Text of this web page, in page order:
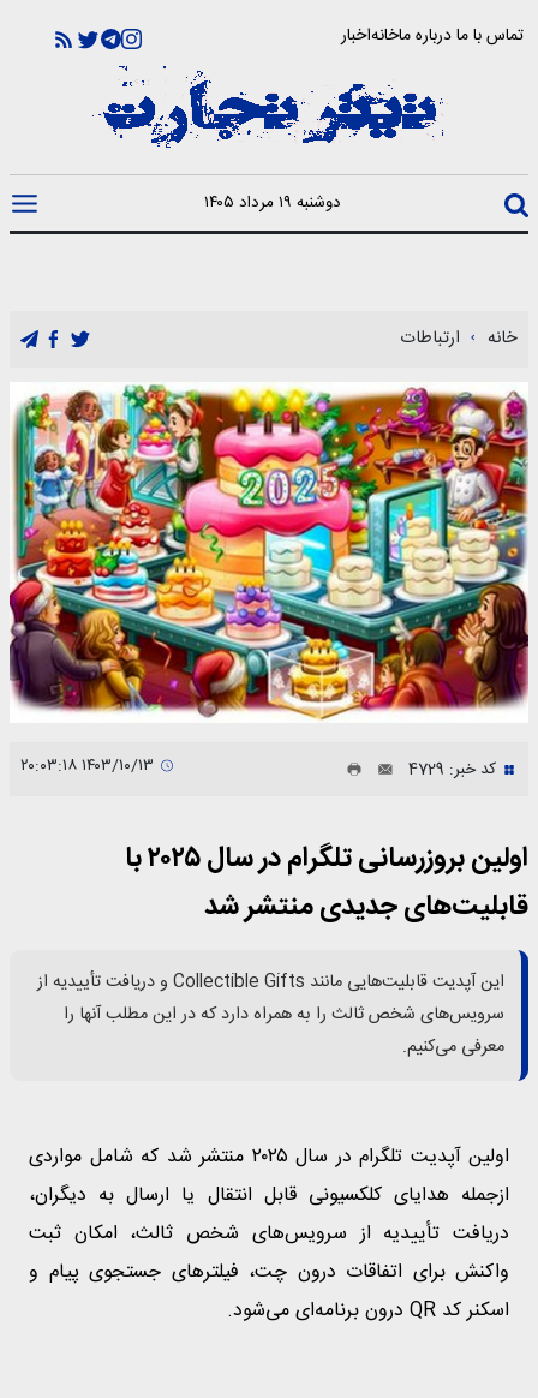
تماس با مادرباره ماخانهاخبار
دوشنبه ۱۹ مرداد ۱۴۰۵
خانه ارتباطات
کد خبر: 4729
اولین بروزرسانی تلگرام در سال ۲۰۲۵ با
قابلیت‌های جدیدی منتشر شد
این آپدیت قابلیت‌هایی مانند Collectible Gifts و دریافت تأییدیه از
سرویس‌های شخص ثالث را به همراه دارد که در این مطلب آنها را
معرفی می‌کنیم.
اولین آپدیت تلگرام در سال ۲۰۲۵ منتشر شد که شامل مواردی
ازجمله هدایای کلکسیونی قابل انتقال یا ارسال به دیگران،
دریافت تأییدیه از سرویس‌های شخص ثالث، امکان ثبت
واکنش برای اتفاقات درون چت، فیلترهای جستجوی پیام و
اسکنر کد QR درون برنامه‌ای می‌شود.